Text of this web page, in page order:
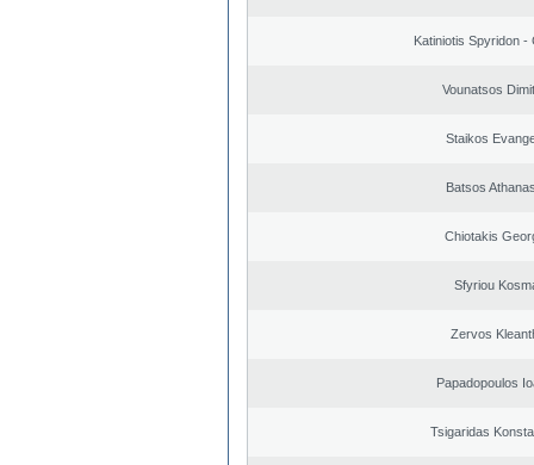
Katiniotis Spyridon -
Vounatsos
Staikos
Batsos
Chiotakis
Sfyriou
Zervos
Papadopoulos
Tsigaridas